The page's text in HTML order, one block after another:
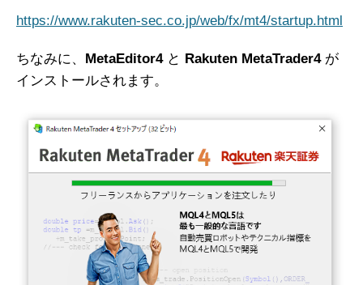
https://www.rakuten-sec.co.jp/web/fx/mt4/startup.html
ちなみに、 MetaEditor4と Rakuten MetaTrader4が
インストールされます。